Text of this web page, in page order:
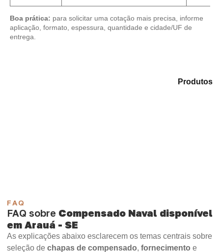
Boa prática: para solicitar uma cotação mais precisa, informe
aplicação, formato, espessura, quantidade e cidade/UF de
entrega.
Produtos
FAQ
FAQ sobre Compensado Naval disponível
em Arauá - SE
As explicações abaixo esclarecem os temas centrais sobre
seleção de chapas de compensado, fornecimento e